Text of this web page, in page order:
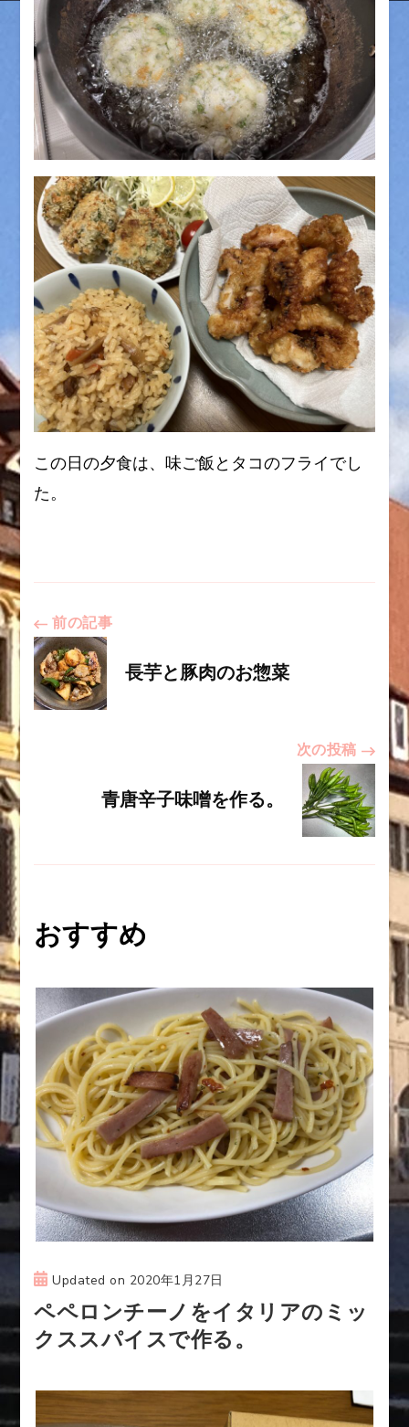
この日の夕食は、味ご飯とタコのフライでし
た。
投
稿
ゲ
ー
シ
ョ
ン
前の記事
長芋と豚肉のお惣菜
次の投稿
青唐辛子味噌を作る。
おすすめ
Updated on 2020年1月27日
ペペロンチーノをイタリアのミッ
クススパイスで作る。